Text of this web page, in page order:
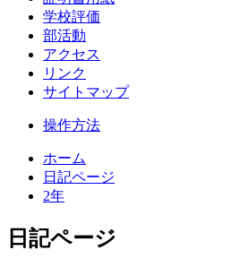
学校評価
部活動
アクセス
リンク
サイトマップ
操作方法
ホーム
日記ページ
2年
日記ページ